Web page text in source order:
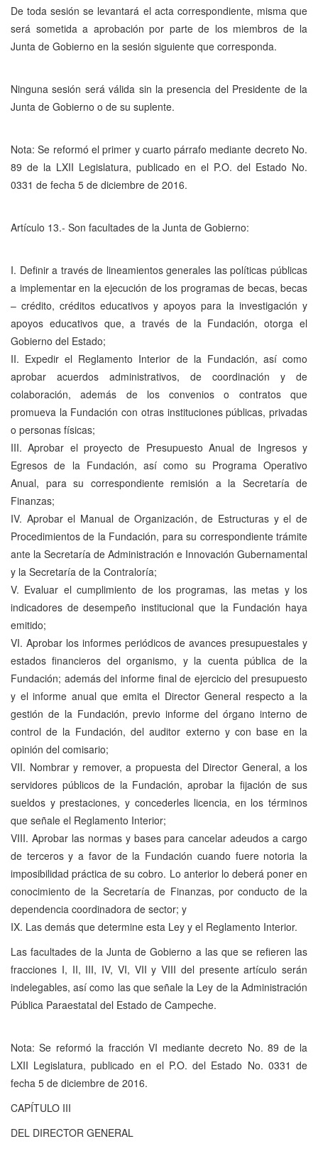
De toda sesión se levantará el acta correspondiente, misma que
será sometida a aprobación por parte de los miembros de la
Junta de Gobierno en la sesión siguiente que corresponda.
Ninguna sesión será válida sin la presencia del Presidente de la
Junta de Gobierno o de su suplente.
Nota: Se reformó el primer y cuarto párrafo mediante decreto No.
89 de la LXII Legislatura, publicado en el P.O. del Estado No.
0331 de fecha 5 de diciembre de 2016.
Artículo 13.- Son facultades de la Junta de Gobierno:
I. Definir a través de lineamientos generales las políticas públicas
a implementar en la ejecución de los programas de becas, becas
– crédito, créditos educativos y apoyos para la investigación y
apoyos educativos que, a través de la Fundación, otorga el
Gobierno del Estado;
II. Expedir el Reglamento Interior de la Fundación, así como
aprobar acuerdos administrativos, de coordinación y de
colaboración, además de los convenios o contratos que
promueva la Fundación con otras instituciones públicas, privadas
o personas físicas;
III. Aprobar el proyecto de Presupuesto Anual de Ingresos y
Egresos de la Fundación, así como su Programa Operativo
Anual, para su correspondiente remisión a la Secretaría de
Finanzas;
IV. Aprobar el Manual de Organización, de Estructuras y el de
Procedimientos de la Fundación, para su correspondiente trámite
ante la Secretaría de Administración e Innovación Gubernamental
y la Secretaría de la Contraloría;
V. Evaluar el cumplimiento de los programas, las metas y los
indicadores de desempeño institucional que la Fundación haya
emitido;
VI. Aprobar los informes periódicos de avances presupuestales y
estados financieros del organismo, y la cuenta pública de la
Fundación; además del informe final de ejercicio del presupuesto
y el informe anual que emita el Director General respecto a la
gestión de la Fundación, previo informe del órgano interno de
control de la Fundación, del auditor externo y con base en la
opinión del comisario;
VII. Nombrar y remover, a propuesta del Director General, a los
servidores públicos de la Fundación, aprobar la fijación de sus
sueldos y prestaciones, y concederles licencia, en los términos
que señale el Reglamento Interior;
VIII. Aprobar las normas y bases para cancelar adeudos a cargo
de terceros y a favor de la Fundación cuando fuere notoria la
imposibilidad práctica de su cobro. Lo anterior lo deberá poner en
conocimiento de la Secretaría de Finanzas, por conducto de la
dependencia coordinadora de sector; y
IX. Las demás que determine esta Ley y el Reglamento Interior.
Las facultades de la Junta de Gobierno a las que se refieren las
fracciones I, II, III, IV, VI, VII y VIII del presente artículo serán
indelegables, así como las que señale la Ley de la Administración
Pública Paraestatal del Estado de Campeche.
Nota: Se reformó la fracción VI mediante decreto No. 89 de la
LXII Legislatura, publicado en el P.O. del Estado No. 0331 de
fecha 5 de diciembre de 2016.
CAPÍTULO III
DEL DIRECTOR GENERAL